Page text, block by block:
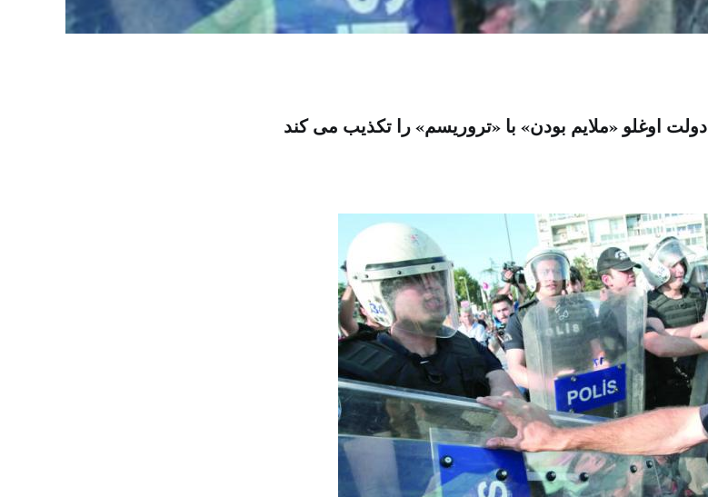
دولت اوغلو «ملایم بودن» با «تروریسم» را تکذیب می کند